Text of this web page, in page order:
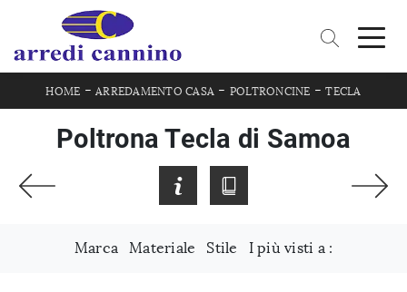
HOME -ARREDAMENTO CASA - POLTRONCINE -TECLA
Poltrona Tecla di Samoa
Marca Materiale Stile I più visti a :